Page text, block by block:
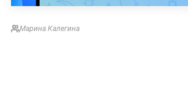
Марина Калегина